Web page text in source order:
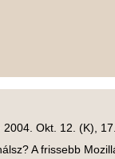
2004. Okt. 12. (K),
A frissebb